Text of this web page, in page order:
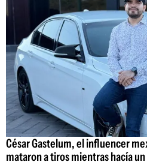
César Gastelum, el influencer
mataron a tiros mientras hacía